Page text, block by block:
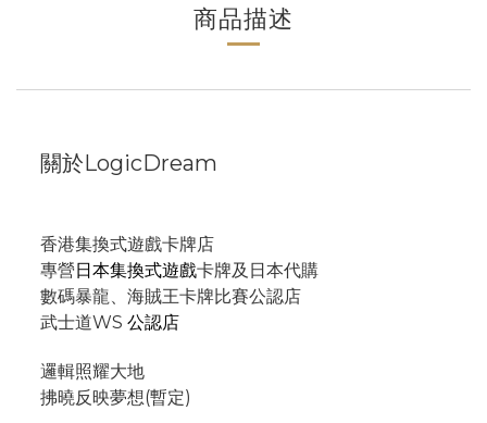
商品描述
關於LogicDream
香港集換式遊戲卡牌店
專營日本集換式遊戲卡牌及日本代購
數碼暴龍、海賊王卡牌比賽公認店
武士道WS 公認店
邏輯照耀大地
拂曉反映夢想(暫定)